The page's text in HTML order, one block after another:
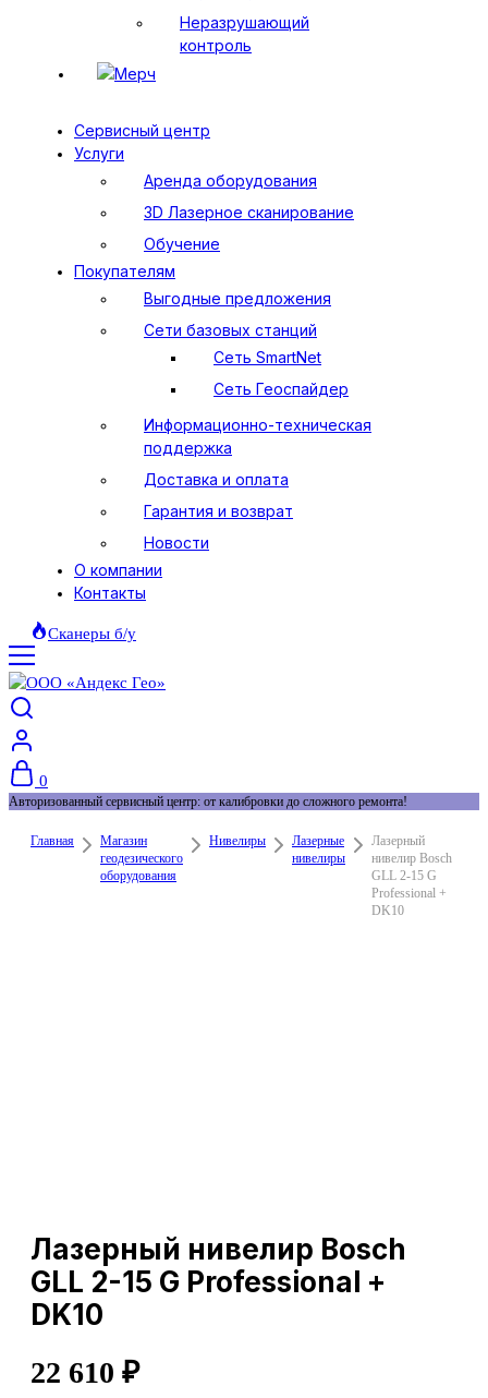
Неразрушающий
контроль
Мерч
Сервисный центр
Услуги
Аренда оборудования
3D Лазерное сканирование
Обучение
Покупателям
Выгодные предложения
Сети базовых станций
Сеть SmartNet
Сеть Геоспайдер
Информационно-техническая
поддержка
Доставка и оплата
Гарантия и возврат
Новости
О компании
Контакты
Сканеры б/у
0
Авторизованный сервисный центр: от калибровки до сложного ремонта!
Главная
Магазин
геодезического
оборудования
Нивелиры
Лазерные
нивелиры
Лазерный
нивелир Bosch
GLL 2-15 G
Professional +
DK10
Лазерный нивелир Bosch
GLL 2-15 G Professional +
DK10
22 610 ₽